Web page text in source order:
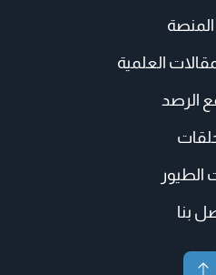
العلمية
الرصد
الطيور
بنا